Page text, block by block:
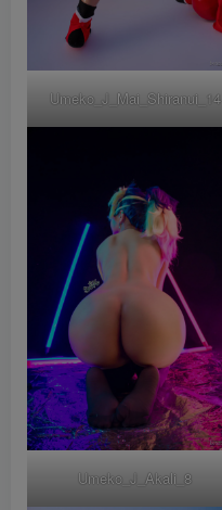
Umeko_J_Mai_Shiranui_14
Umeko_J_Akali_8